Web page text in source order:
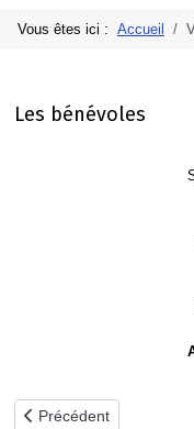
Vous êtes ici : Accueil
Les bénévoles
Article précédent :
Précédent